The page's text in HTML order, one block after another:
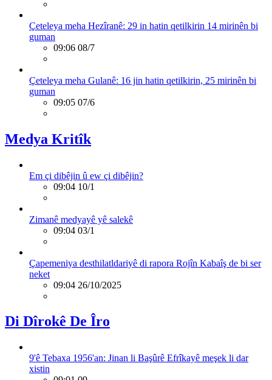
Çeteleya meha Hezîranê: 29 in hatin qetilkirin 14 mirinên bi
guman
09:06 08/7
Çeteleya meha Gulanê: 16 jin hatin qetilkirin, 25 mirinên bi
guman
09:05 07/6
Medya Kritîk
Em çi dibêjin û ew çi dibêjin?
09:04 10/1
Zimanê medyayê yê salekê
09:04 03/1
Çapemeniya desthilatldariyê di rapora Rojîn Kabaîş de bi ser
neket
09:04 26/10/2025
Di Dîrokê De Îro
9'ê Tebaxa 1956'an: Jinan li Başûrê Efrîkayê meşek li dar
xistin